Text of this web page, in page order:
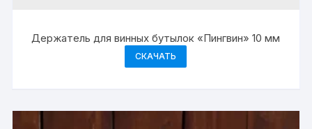
Держатель для винных бутылок «Пингвин» 10 мм
СКАЧАТЬ